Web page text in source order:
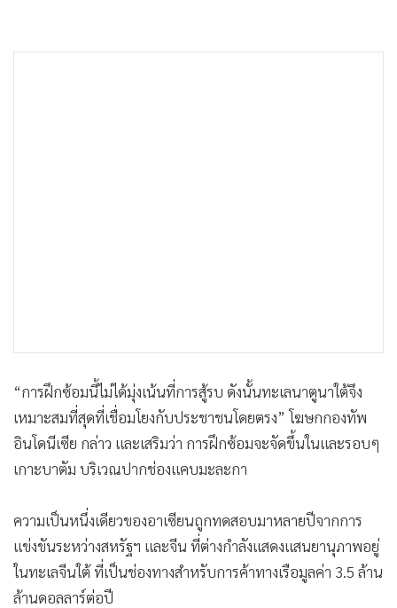
“การฝึกซ้อมนี้ไม่ได้มุ่งเน้นที่การสู้รบ ดังนั้นทะเลนาตูนาใต้จึง
เหมาะสมที่สุดที่เชื่อมโยงกับประชาชนโดยตรง” โฆษกกองทัพ
อินโดนีเซีย กล่าว และเสริมว่า การฝึกซ้อมจะจัดขึ้นในและรอบๆ
เกาะบาตัม บริเวณปากช่องแคบมะละกา
ความเป็นหนึ่งเดียวของอาเซียนถูกทดสอบมาหลายปีจากการ
แข่งขันระหว่างสหรัฐฯ และจีน ที่ต่างกำลังแสดงแสนยานุภาพอยู่
ในทะเลจีนใต้ ที่เป็นช่องทางสำหรับการค้าทางเรือมูลค่า 3.5 ล้าน
ล้านดอลลาร์ต่อปี